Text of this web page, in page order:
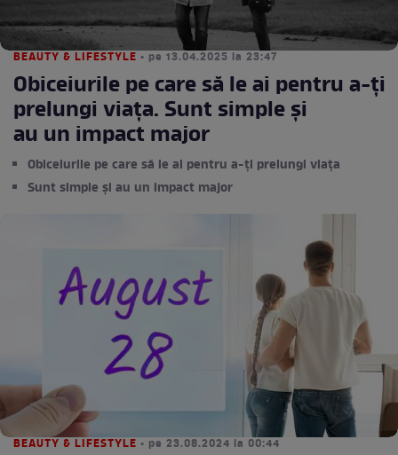
BEAUTY & LIFESTYLE • pe 13.04.2025 la 23:47
Obiceiurile pe care să le ai pentru a-ți
prelungi viața. Sunt simple și
au un impact major
Obiceiurile pe care să le ai pentru a-ți prelungi viața
Sunt simple și au un impact major
BEAUTY & LIFESTYLE • pe 23.08.2024 la 00:44